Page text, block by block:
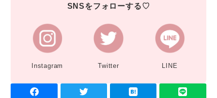
SNSをフォローする♡
Instagram Twitter LINE